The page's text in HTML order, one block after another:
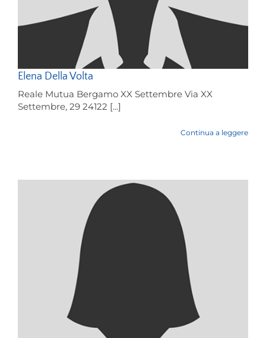
Elena Della Volta
Reale Mutua Bergamo XX Settembre Via XX
Settembre, 29 24122 [...]
Continua a leggere